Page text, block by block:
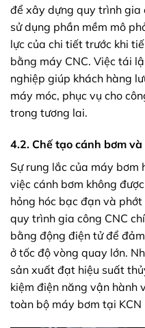
để xây dựng quy trình gia
sử dụng phần mềm mô
lực của chi tiết trước khi
bằng máy CNC. Việc tái
nghiệp giúp khách hàng
máy móc, phục vụ cho
trong tương lai.
4.2. Chế tạo cánh bơm
Sự rung lắc của máy
việc cánh bơm không
hỏng hóc bạc đạn và
quy trình gia công CNC
bằng động điện tử để
ở tốc độ vòng quay lớn.
sản xuất đạt hiệu suất
kiệm điện năng vận hành
toàn bộ máy bơm tại KCN